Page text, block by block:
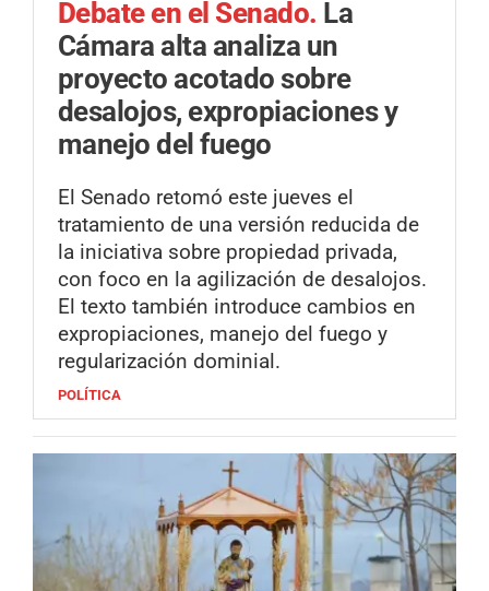
Debate en el Senado. La
Cámara alta analiza un
proyecto acotado sobre
desalojos, expropiaciones y
manejo del fuego
El Senado retomó este jueves el
tratamiento de una versión reducida de
la iniciativa sobre propiedad privada,
con foco en la agilización de desalojos.
El texto también introduce cambios en
expropiaciones, manejo del fuego y
regularización dominial.
POLÍTICA